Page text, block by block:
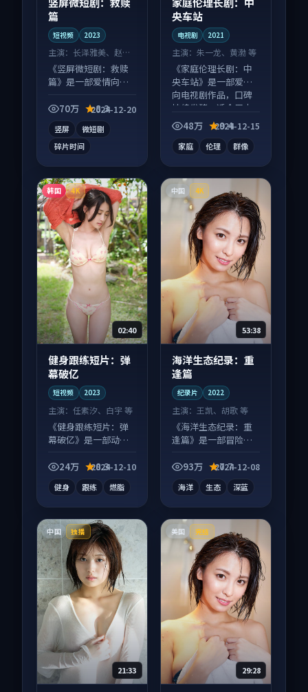
篇
短视频 2023
主演： 长泽雅美、赵丽
颖 等
《竖屏微短剧：救赎
篇》是一部爱情向短
层层推进，尾声常有
70万 8.3
2024-12-20
竖屏
微短剧
碎片时间
央车站
电视剧 2021
主演：朱一龙、黄渤 等
《家庭伦理长剧：中
央车站》是一部爱情
向电视剧作品，口碑
持续发酵，适合周末
一口气刷完。
48万 9.4
2024-12-15
家庭 伦理 群像
韩国 4K
02:40
健身跟练短片：弹
幕破亿
短视频 2023
主演： 任素汐、白宇 等
《健身跟练短片：弹
幕破亿》是一部动作
元素齐全，观感爽快
24万 8.3
2024-12-10
健身 跟练 燃脂
中国 4K
53:38
海洋生态纪录：重
逢篇
纪录片 2022
主演： 王凯、胡歌 等
《海洋生态纪录：重
逢篇》是一部冒险向
事并行，细节值得二
93万 7.7
2024-12-08
海洋 生态 深蓝
中国 独播
21:33
美国 完结
29:28